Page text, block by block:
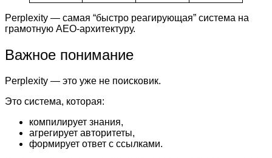
Perplexity — самая “быстро реагирующая” система на
грамотную AEO-архитектуру.
Важное понимание
Perplexity — это уже не поисковик.
Это система, которая:
компилирует знания,
агрегирует авторитеты,
формирует ответ с ссылками.